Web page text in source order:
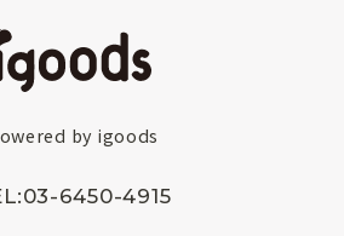
by igoods
03-6450-4915